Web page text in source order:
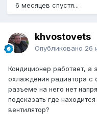
6 месяцев спустя...
khvostovets
Опубликовано 26
Кондиционер работает, а
охлаждения радиатора с
разъеме на него нет
подсказать где
вентилятор?